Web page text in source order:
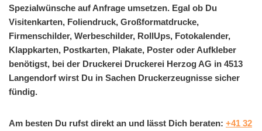
Spezialwünsche auf Anfrage umsetzen. Egal ob Du
Visitenkarten, Foliendruck, Großformatdrucke,
Firmenschilder, Werbeschilder, RollUps, Fotokalender,
Klappkarten, Postkarten, Plakate, Poster oder Aufkleber
benötigst, bei der Druckerei Druckerei Herzog AG in 4513
Langendorf wirst Du in Sachen Druckerzeugnisse sicher
fündig.
Am besten Du rufst direkt an und lässt Dich beraten: +41 32